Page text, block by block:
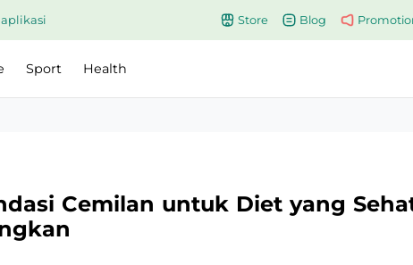
Store Blog
Sport Health
Cemilan untuk Diet yang